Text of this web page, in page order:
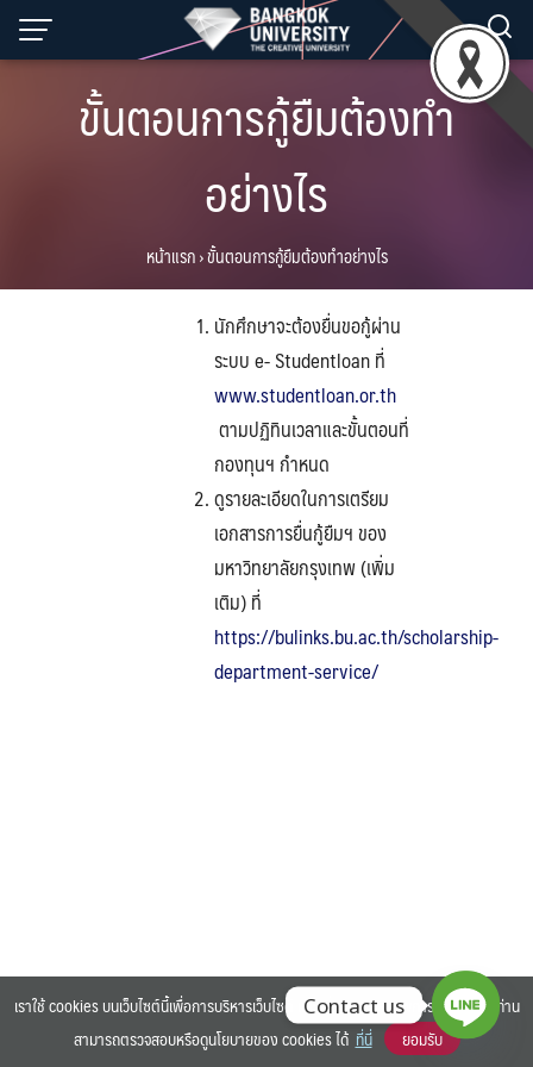
Skip
ขั้นตอนการกู้ยืมต้องทำ
อย่างไร
หน้าแรก›ขั้นตอนการกู้ยืมต้องทำอย่างไร
นักศึกษาจะต้องยื่นขอกู้ผ่าน
ระบบ e- Studentloan ที่
www.studentloan.or.th
ตามปฏิทินเวลาและขั้นตอนที่
กองทุนฯ กำหนด
ดูรายละเอียดในการเตรียม
เอกสารการยื่นกู้ยืมฯ ของ
มหาวิทยาลัยกรุงเทพ (เพิ่ม
เติม) ที่
https://bulinks.bu.ac.th/scholarship-
department-service/
©2025 BANGKOK UNIVERSITY. ALL RIGHTS RESERVED.
เราใช้ cookies บนเว็บไซต์นี้เพื่อการบริหารเว็บไซต์ และเพิ่มประสิทธิภาพการใช้งานของท่าน
สามารถตรวจสอบหรือดูนโยบายของ cookies ได้ ที่นี่ ยอมรับ
Contact us